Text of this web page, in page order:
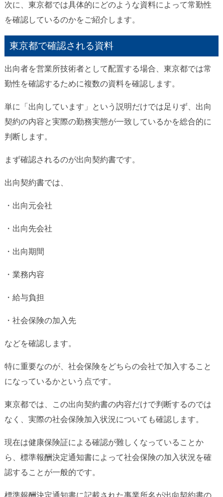
次に、東京都では具体的にどのような資料によって常勤性
を確認しているのかをご紹介します。
東京都で確認される資料
出向者を営業所技術者として配置する場合、東京都では常
勤性を確認するために複数の資料を確認します。
単に「出向しています」という説明だけでは足りず、出向
契約の内容と実際の勤務実態が一致しているかを総合的に
判断します。
まず確認されるのが出向契約書です。
出向契約書では、
・出向元会社
・出向先会社
・出向期間
・業務内容
・給与負担
・社会保険の加入先
などを確認します。
特に重要なのが、社会保険をどちらの会社で加入すること
になっているかという点です。
東京都では、この出向契約書の内容だけで判断するのでは
なく、実際の社会保険加入状況についても確認します。
現在は健康保険証による確認が難しくなっていることか
ら、標準報酬決定通知書によって社会保険の加入状況を確
認することが一般的です。